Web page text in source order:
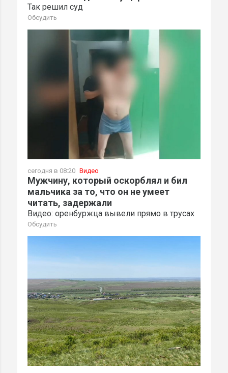
Так решил суд
Обсудить
сегодня в 08:20 Видео
Мужчину, который оскорблял и бил
мальчика за то, что он не умеет
читать, задержали
Видео: оренбуржца вывели прямо в трусах
Обсудить